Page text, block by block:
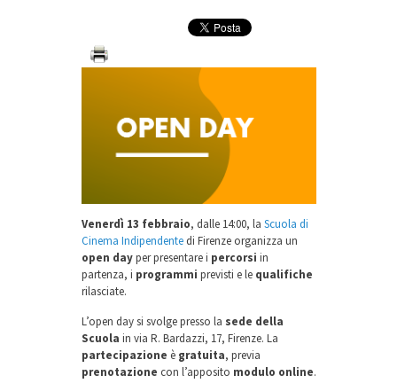
Venerdì 13 febbraio, dalle 14:00, la Scuola di
Cinema Indipendentedi Firenze organizza un
open dayper presentare i percorsi in
partenza, i programmi previsti e le qualifiche
rilasciate.
L’open day si svolge presso la sede della
Scuola in via R. Bardazzi, 17, Firenze. La
partecipazione è gratuita, previa
prenotazione con l’apposito modulo online.